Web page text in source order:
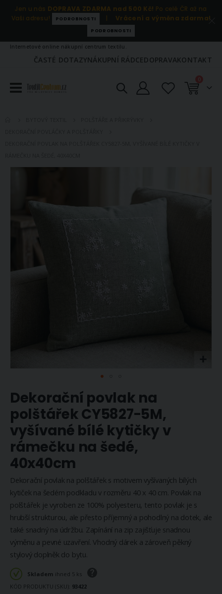
Jen u nás DOPRAVA ZDARMA nad 500 Kč! Po celé ČR až na
Vaši adresu!
PODROBNOSTI | Vrácení a výměna zdarma!
PODROBNOSTI
Internetové online nákupní centrum textilu.
ČASTÉ DOTAZYNÁKUPNÍ RÁDCEDOPRAVAKONTAKT
Košík
0položky
galerie
na
začátek
galerie
s
obrázky
Dekorační povlak na
polštářek CY5827-5M,
vyšívané bílé kytičky v
rámečku na šedé,
40x40cm
Dekorační povlak na polštářek s motivem vyšívaných bílých
kytiček na šedém podkladu v rozměru 40 x 40 cm. Povlak na
polštářek je vyroben ze 100% polyesteru, tento povlak je s
hrubší strukturou, ale přesto příjemný a pohodlný na dotek, ale
také snadný na údržbu. Zapínání na zip zajišťuje snadnou
výměnu a pevné uzavření. Vhodný dárek a zároveň pěkný
stylový doplněk do bytu.
Skladem ihned 5 ks
KÓD PRODUKTU (SKU) 93422